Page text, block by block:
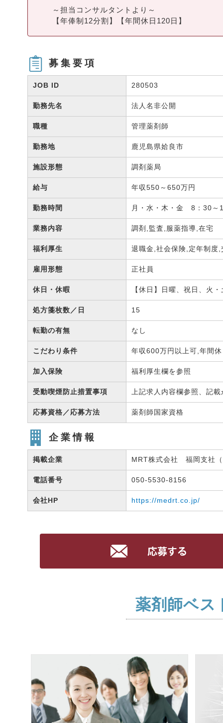
～担当コンサルタントより～
【年俸制12分割】【年間休日120日】
募集要項
JOB ID 280503
勤務先名 法人名非公開
職種 管理薬剤師
勤務地 鹿児島県姶良市
施設形態 調剤薬局
給与 年収550～650万円
勤務時間 月・水・木・金 8：30
業務内容 調剤,監査,服薬指導,在宅
福利厚生 退職金,社会保険,定年制度
雇用形態 正社員
休日・休暇 【休日】日曜、祝日、火
処方箋枚数／日 15
転勤の有無 なし
こだわり条件 年収600万円以上可,年間
加入保険 福利厚生欄を参照
受動喫煙防止措置事項 上記求人内容欄参照、記
応募資格／応募方法 薬剤師国家資格
企業情報
掲載企業 MRT株式会社 福岡支社
電話番号 050-5530-8156
会社HP https://medrt.co.jp/
薬剤師ベス